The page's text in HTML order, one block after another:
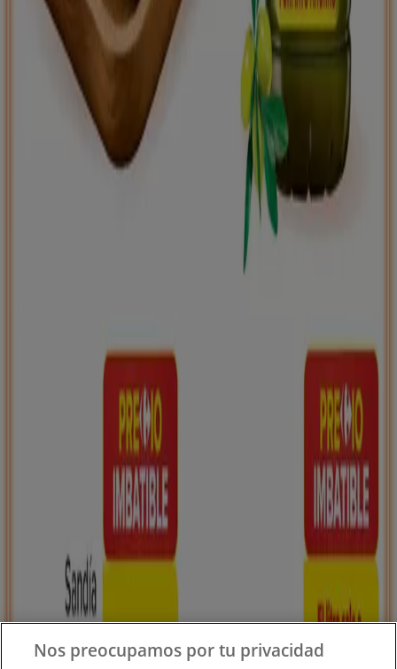
Tiendeo forma parte de Shopfully, la empresa
tecnológica que está reinventando las compras locales
en todo el mundo.
¿Qué hacemos?
Soluciones para empresas
Noticias y prensa
Trabaja con nosotros
Nos preocupamos por tu privacidad